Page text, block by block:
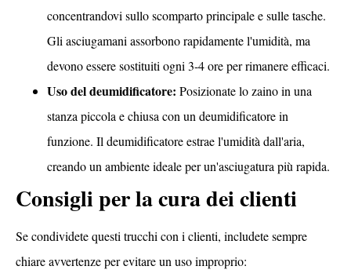
concentrandovi sullo scomparto principale e sulle tasche.
Gli asciugamani assorbono rapidamente l'umidità, ma
devono essere sostituiti ogni 3-4 ore per rimanere efficaci.
Uso del deumidificatore: Posizionate lo zaino in una
stanza piccola e chiusa con un deumidificatore in
funzione. Il deumidificatore estrae l'umidità dall'aria,
creando un ambiente ideale per un'asciugatura più rapida.
Consigli per la cura dei clienti
Se condividete questi trucchi con i clienti, includete sempre
chiare avvertenze per evitare un uso improprio: